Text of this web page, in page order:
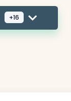
+16